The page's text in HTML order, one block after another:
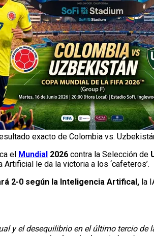
exacto de Colombia vs.
el Mundial 2026 contra la Selección de
le da la victoria a los ‘cafeteros’.
2-0 según la Inteligencia Artifical, la
y el desequilibrio en el último tercio